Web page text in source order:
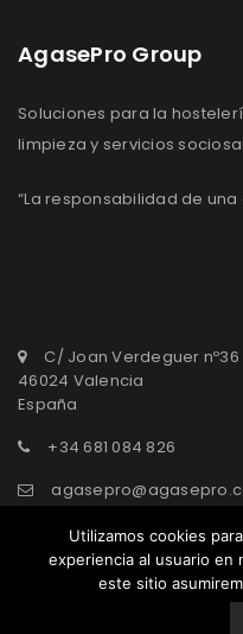
AgasePro Group
Soluciones para la
limpieza y servicios
“La responsabilidad de
C/ Joan Verdeguer nº36
46024 Valencia
España
+34 681 084 826
© AgasePro Group. All
Utilizamos cookies
experiencia al usuario en
este sitio